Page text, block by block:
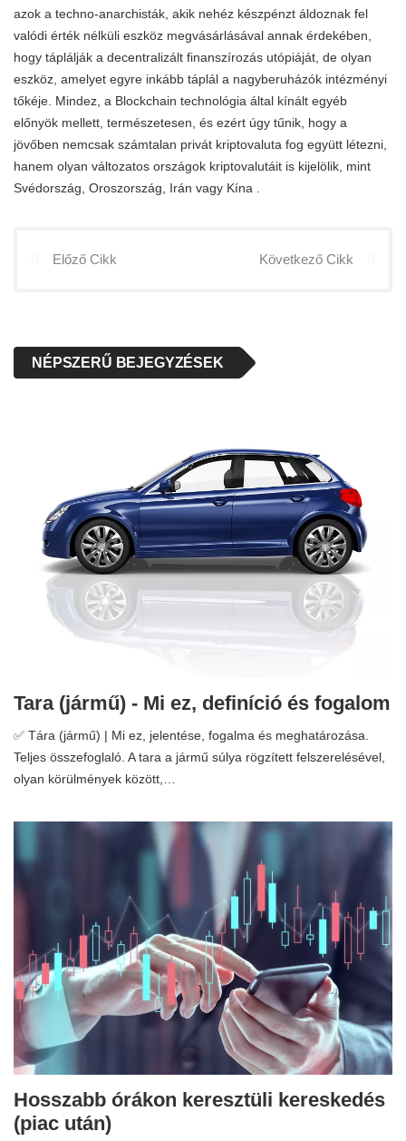
azok a techno-anarchisták, akik nehéz készpénzt áldoznak fel
valódi érték nélküli eszköz megvásárlásával annak érdekében,
hogy táplálják a decentralizált finanszírozás utópiáját, de olyan
eszköz, amelyet egyre inkább táplál a nagyberuházók intézményi
tőkéje. Mindez, a Blockchain technológia által kínált egyéb
előnyök mellett, természetesen, és ezért úgy tűnik, hogy a
jövőben nemcsak számtalan privát kriptovaluta fog együtt létezni,
hanem olyan változatos országok kriptovalutáit is kijelölik, mint
Svédország, Oroszország, Irán vagy Kína .
Előző Cikk Következő Cikk
NÉPSZERŰ BEJEGYZÉSEK
Tara (jármű) - Mi ez, definíció és fogalom
✅ Tára (jármű) | Mi ez, jelentése, fogalma és meghatározása.
Teljes összefoglaló. A tara a jármű súlya rögzített felszerelésével,
olyan körülmények között,…
Hosszabb órákon keresztüli kereskedés
(piac után)